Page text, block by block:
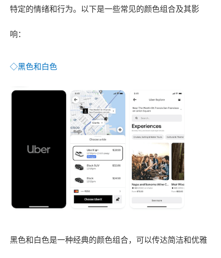
特定的情绪和行为。以下是一些常见的颜色组合及其影
响：
◇黑色和白色
黑色和白色是一种经典的颜色组合，可以传达简洁和优雅